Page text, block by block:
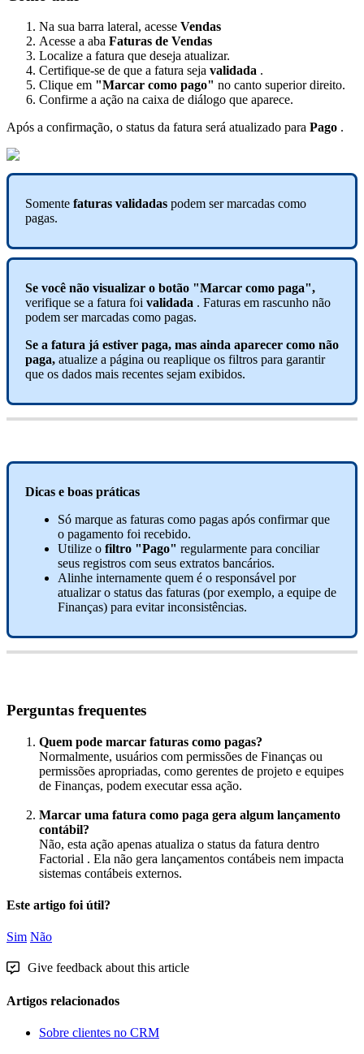
Na sua barra lateral, acesse Vendas
Acesse a aba Faturas de Vendas
Localize a fatura que deseja atualizar.
Certifique-se de que a fatura seja validada .
Clique em "Marcar como pago" no canto superior direito.
Confirme a ação na caixa de diálogo que aparece.
Após a confirmação, o status da fatura será atualizado para Pago .
Somente faturas validadas podem ser marcadas como
pagas.
Se você não visualizar o botão "Marcar como paga",
verifique se a fatura foi validada . Faturas em rascunho não
podem ser marcadas como pagas.
Se a fatura já estiver paga, mas ainda aparecer como não
paga, atualize a página ou reaplique os filtros para garantir
que os dados mais recentes sejam exibidos.
Dicas e boas práticas
Só marque as faturas como pagas após confirmar que
o pagamento foi recebido.
Utilize o filtro "Pago" regularmente para conciliar
seus registros com seus extratos bancários.
Alinhe internamente quem é o responsável por
atualizar o status das faturas (por exemplo, a equipe de
Finanças) para evitar inconsistências.
Perguntas frequentes
Quem pode marcar faturas como pagas?
Normalmente, usuários com permissões de Finanças ou
permissões apropriadas, como gerentes de projeto e equipes
de Finanças, podem executar essa ação.
Marcar uma fatura como paga gera algum lançamento
contábil?
Não, esta ação apenas atualiza o status da fatura dentro
Factorial . Ela não gera lançamentos contábeis nem impacta
sistemas contábeis externos.
Este artigo foi útil?
Sim Não
Give feedback about this article
Artigos relacionados
Sobre clientes no CRM